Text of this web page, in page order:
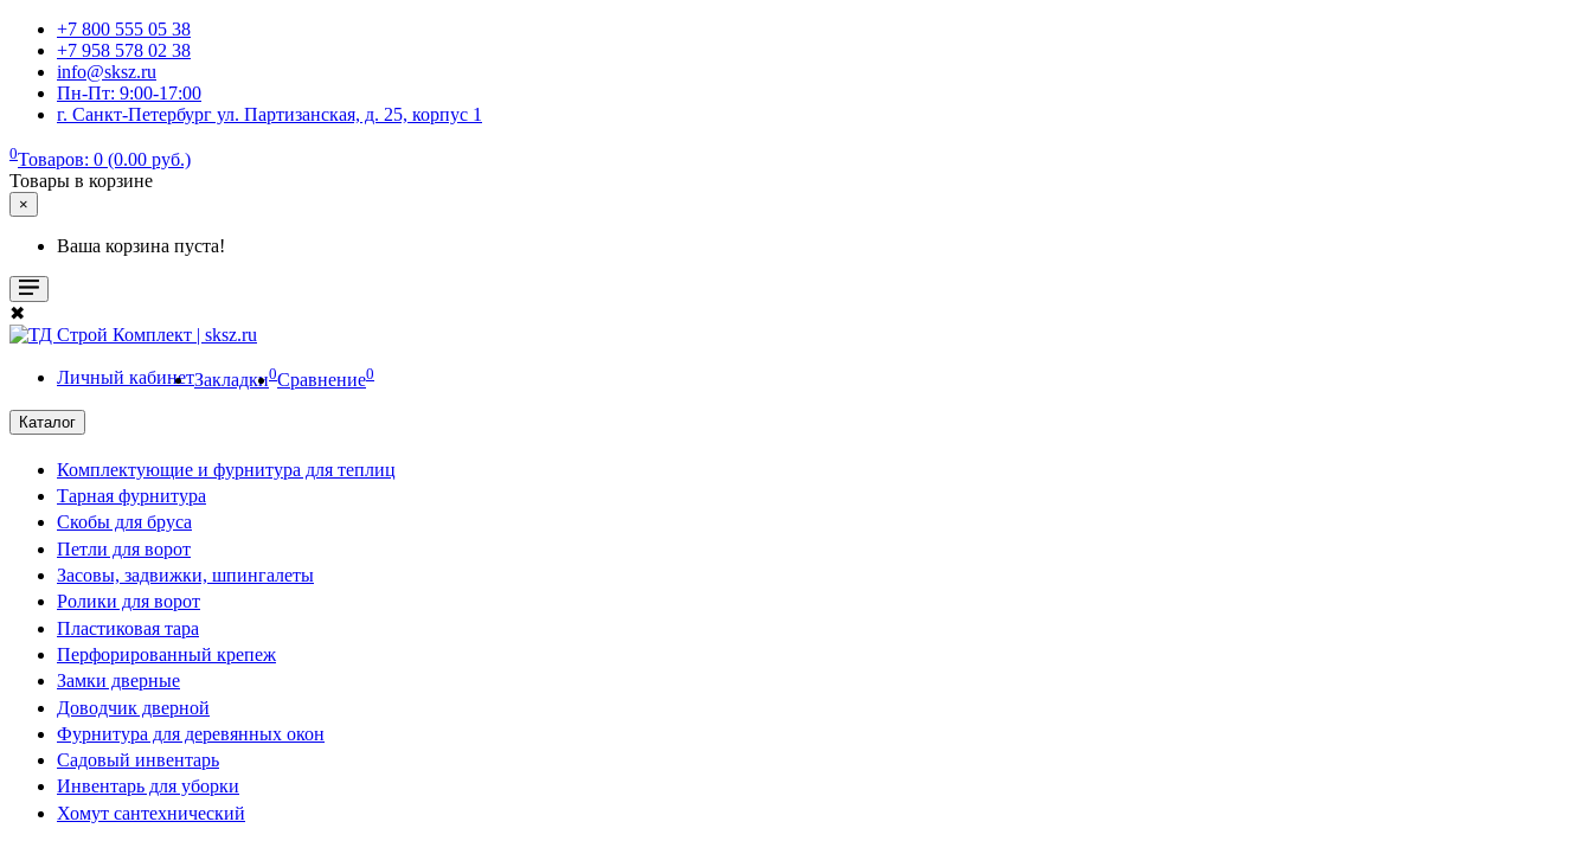
+7 800 555 05 38
+7 958 578 02 38
info@sksz.ru
Пн-Пт: 9:00-17:00
г. Санкт-Петербург ул. Партизанская, д. 25, корпус 1
0Товаров: 0 (0.00 руб.)
Товары в корзине
×
Ваша корзина пуста!
✖
Личный кабинетЗакладки0Сравнение0
Каталог
Комплектующие и фурнитура для теплиц
Тарная фурнитура
Скобы для бруса
Петли для ворот
Засовы, задвижки, шпингалеты
Ролики для ворот
Пластиковая тара
Перфорированный крепеж
Замки дверные
Доводчик дверной
Фурнитура для деревянных окон
Садовый инвентарь
Инвентарь для уборки
Хомут сантехнический